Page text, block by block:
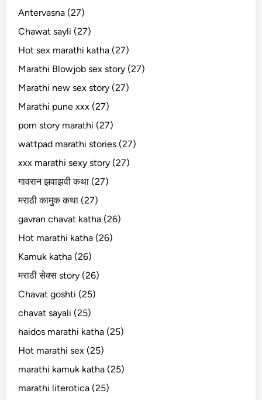
Antervasna (27)
Chawat sayli (27)
Hot sex marathi katha (27)
Marathi Blowjob sex story (27)
Marathi new sex story (27)
Marathi pune xxx (27)
porn story marathi (27)
wattpad marathi stories (27)
xxx marathi sexy story (27)
गावरान झवाझवी कथा (27)
मराठी कामुक कथा (27)
gavran chavat katha (26)
Hot marathi katha (26)
Kamuk katha (26)
मराठी सेक्स story (26)
Chavat goshti (25)
chavat sayali (25)
haidos marathi katha (25)
Hot marathi sex (25)
marathi kamuk katha (25)
marathi literotica (25)